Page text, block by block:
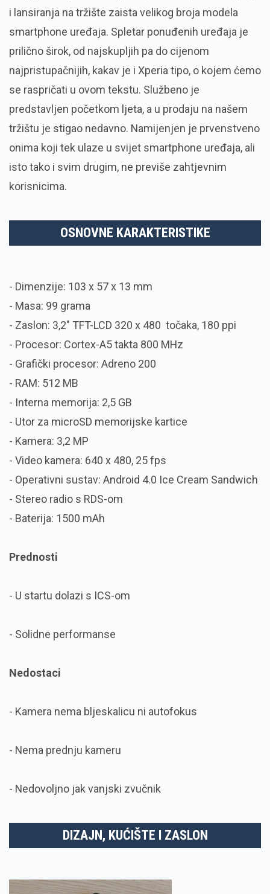
i lansiranja na tržište zaista velikog broja modela
smartphone uređaja. Spletar ponuđenih uređaja je
prilično širok, od najskupljih pa do cijenom
najpristupačnijih, kakav je i Xperia tipo, o kojem ćemo
se raspričati u ovom tekstu. Službeno je
predstavljen početkom ljeta, a u prodaju na našem
tržištu je stigao nedavno. Namijenjen je prvenstveno
onima koji tek ulaze u svijet smartphone uređaja, ali
isto tako i svim drugim, ne previše zahtjevnim
korisnicima.
OSNOVNE KARAKTERISTIKE
- Dimenzije: 103 x 57 x 13 mm
- Masa: 99 grama
- Zaslon: 3,2″ TFT-LCD 320 x 480 točaka, 180 ppi
- Procesor: Cortex-A5 takta 800 MHz
- Grafički procesor: Adreno 200
- RAM: 512 MB
- Interna memorija: 2,5 GB
- Utor za microSD memorijske kartice
- Kamera: 3,2 MP
- Video kamera: 640 x 480, 25 fps
- Operativni sustav: Android 4.0 Ice Cream Sandwich
- Stereo radio s RDS-om
- Baterija: 1500 mAh
Prednosti
- U startu dolazi s ICS-om
- Solidne performanse
Nedostaci
- Kamera nema bljeskalicu ni autofokus
- Nema prednju kameru
- Nedovoljno jak vanjski zvučnik
DIZAJN, KUĆIŠTE I ZASLON